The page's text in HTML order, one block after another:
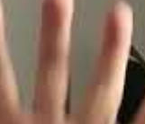
,
ist, können